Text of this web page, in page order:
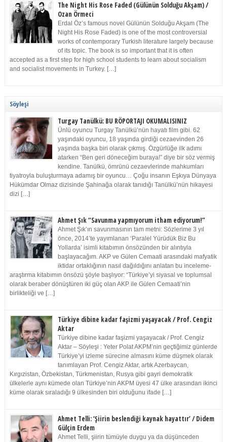
The Night His Rose Faded (Gülünün Solduğu Akşam) /
Ozan Örmeci
Erdal Öz’s famous novel Gülünün Solduğu Akşam (The
Night His Rose Faded) is one of the most controversial
works of contemporary Turkish literature largely because
of its topic. The book is so important that it is often
accepted as a first step for high school students to learn about socialism
and socialist movements in Turkey. […]
Söyleşi
Turgay Tanülkü: BU RÖPORTAJI OKUMALISINIZ
Ünlü oyuncu Turgay Tanülkü’nün hayatı film gibi. 62
yaşındaki oyuncu, 18 yaşında girdiği cezaevinden 26
yaşında başka biri olarak çıkmış. Özgürlüğe ilk adımı
atarken “Ben geri döneceğim buraya!” diye bir söz vermiş
kendine. Tanülkü, ömrünü cezaevlerinde mahkumları
tiyatroyla buluşturmaya adamış bir oyuncu… Çoğu insanın Eşkıya Dünyaya
Hükümdar Olmaz dizisinde Şahinağa olarak tanıdığı Tanülkü’nün hikayesi
dizi […]
Ahmet Şık “Savunma yapmıyorum itham ediyorum!”
Ahmet Şık’ın savunmasının tam metni: Sözlerime 3 yıl
önce, 2014’te yayımlanan ‘Paralel Yürüdük Biz Bu
Yollarda’ isimli kitabımın önsözünden bir alıntıyla
başlayacağım. AKP ve Gülen Cemaati arasındaki mafyatik
iktidar ortaklığının nasıl dağıldığını anlatan bu inceleme-
araştırma kitabımın önsözü şöyle başlıyor: “Türkiye’yi siyasal ve toplumsal
olarak beraber dönüştüren iki güç olan AKP ile Gülen Cemaati’nin
birlikteliği ve […]
Türkiye dibine kadar faşizmi yaşayacak / Prof. Cengiz
Aktar
Türkiye dibine kadar faşizmi yaşayacak / Prof. Cengiz
Aktar – Söyleşi : Yeter Polat AKPM’nin geçtiğimiz günlerde
Türkiye’yi izleme sürecine almasını küme düşmek olarak
tanımlayan Prof. Cengiz Aktar, artık Azerbaycan,
Kırgızistan, Özbekistan, Türkmenistan, Rusya gibi gayri demokratik
ülkelerle aynı kümede olan Türkiye’nin AKPM üyesi 47 ülke arasından ikinci
küme olarak sıraladığı 9 ülkesinden biri olduğunu ifade […]
Ahmet Telli: ‘Şiirin beslendiği kaynak hayattır’ / Didem
Gülçin Erdem
Ahmet Telli, şiirin tümüyle duygu ya da düşünceden